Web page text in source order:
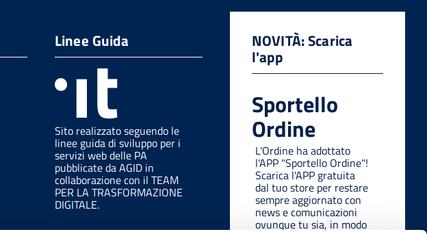
Linee Guida
Sito realizzato seguendo le
linee guida di sviluppo per i
servizi web delle PA
pubblicate da AGID in
collaborazione con il TEAM
PER LA TRASFORMAZIONE
DIGITALE.
NOVITÀ: Scarica
l'app
Sportello
Ordine
L'Ordine ha adottato
l'APP "Sportello Ordine"!
Scarica l'APP gratuita
dal tuo store per restare
sempre aggiornato con
news e comunicazioni
ovunque tu sia, in modo